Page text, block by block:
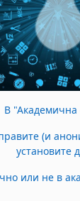
В "Академична
(и
установите
или не в